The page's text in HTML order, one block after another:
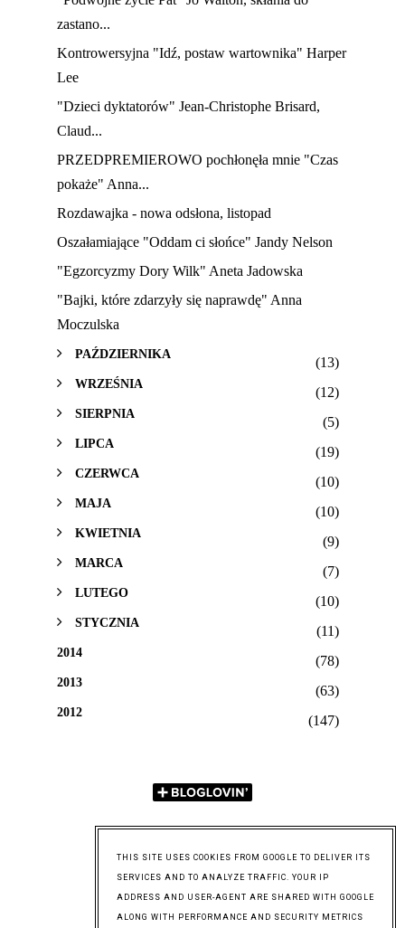
zastano...
Kontrowersyjna "Idź, postaw wartownika" Harper
Lee
"Dzieci dyktatorów" Jean-Christophe Brisard,
Claud...
PRZEDPREMIEROWO pochłonęła mnie "Czas
pokaże" Anna...
Rozdawajka - nowa odsłona, listopad
Oszałamiające "Oddam ci słońce" Jandy Nelson
"Egzorcyzmy Dory Wilk" Aneta Jadowska
"Bajki, które zdarzyły się naprawdę" Anna
Moczulska
PAŹDZIERNIKA
(13)
WRZEŚNIA
(12)
SIERPNIA
(5)
LIPCA
(19)
CZERWCA
(10)
MAJA
(10)
KWIETNIA
(9)
MARCA
(7)
LUTEGO
(10)
STYCZNIA
(11)
2014
(78)
2013
(63)
2012
(147)
THIS SITE USES COOKIES FROM GOOGLE TO DELIVER ITS
SERVICES AND TO ANALYZE TRAFFIC. YOUR IP
ADDRESS AND USER-AGENT ARE SHARED WITH GOOGLE
ALONG WITH PERFORMANCE AND SECURITY METRICS